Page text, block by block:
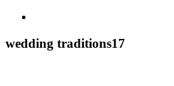
wedding traditions17